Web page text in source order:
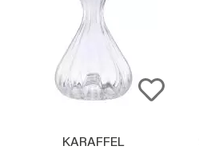
KARAFFEL